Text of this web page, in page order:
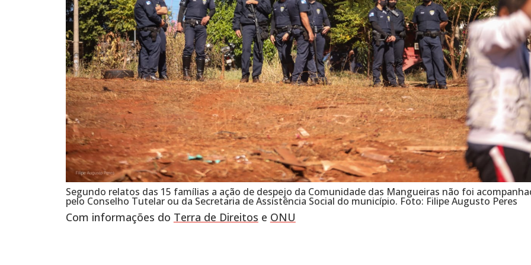
Segundo relatos das 15 famílias a ação de despejo da Comunidade das Mangueiras não foi
pelo Conselho Tutelar ou da Secretaria de Assistência Social do município. Foto: Filipe Augusto Peres
Com informações do Terra de Direitos e ONU